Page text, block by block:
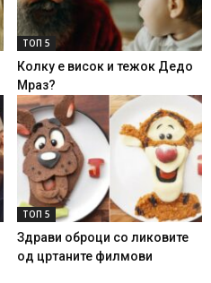
ТОП 5
Колку е висок и тежок Дедо
Мраз?
ТОП 5
Здрави оброци со ликовите
од цртаните филмови